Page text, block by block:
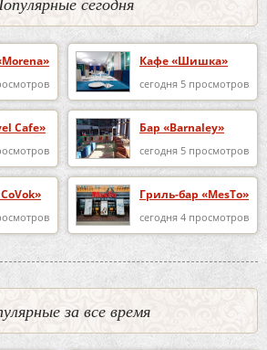
Кафе «Шишка»
сегодня 5 просмотров
Cafe» Бар «Barnaley»
сегодня 5 просмотров
Гриль-бар «MesTo»
сегодня 4 просмотров
за все время